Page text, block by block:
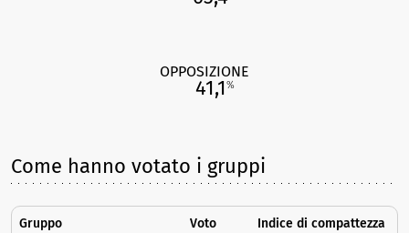
OPPOSIZIONE
41,1%
Come hanno votato i gruppi
Gruppo Voto Indice di compattezza